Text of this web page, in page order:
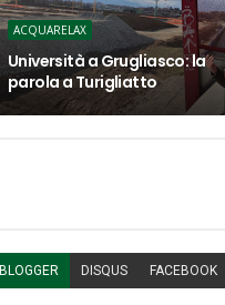
ACQUARELAX
Università a Grugliasco: la
parola a Turigliatto
BLOGGER DISQUS FACEBOOK